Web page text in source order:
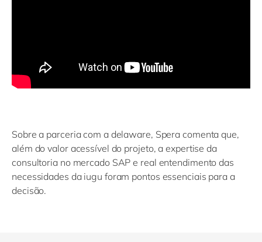
Sobre a parceria com a delaware, Spera comenta que,
além do valor acessível do projeto, a expertise da
consultoria no mercado SAP e real entendimento das
necessidades da iugu foram pontos essenciais para a
decisão.